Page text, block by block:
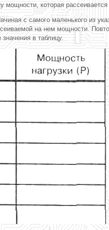
мощности, которая
с самого маленького из
на нем мощности.
в таблицу.